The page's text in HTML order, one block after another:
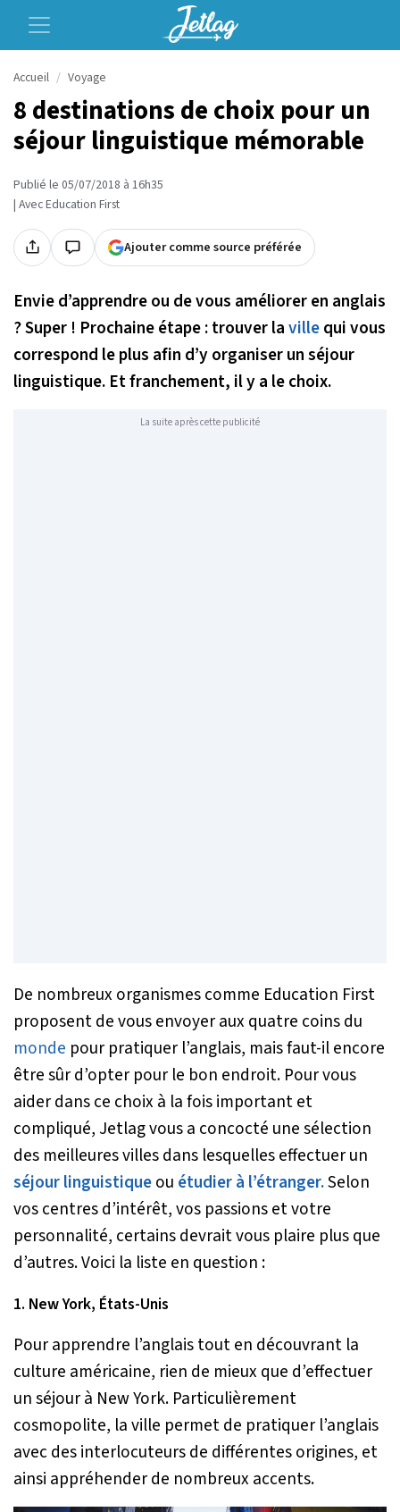
Accueil Voyage
8 destinations de choix pour un
séjour linguistique mémorable
Publié le 05/07/2018 à 16h35
| Avec Education First
Ajouter comme source préférée
Envie d’apprendre ou de vous améliorer en anglais
? Super ! Prochaine étape : trouver lavillequi vous
correspond le plus afin d’y organiser un séjour
linguistique. Et franchement, il y a le choix.
La suite après cette publicité
De nombreux organismes comme Education First
proposent de vous envoyer aux quatre coins du
monde pour pratiquer l’anglais, mais faut-il encore
être sûr d’opter pour le bon endroit. Pour vous
aider dans ce choix à la fois important et
compliqué, Jetlag vous a concocté une sélection
des meilleures villes dans lesquelles effectuer un
séjour linguistiqueou étudier à l’étranger.Selon
vos centres d’intérêt, vos passions et votre
personnalité, certains devrait vous plaire plus que
d’autres. Voici la liste en question :
1. New York, États-Unis
Pour apprendre l’anglais tout en découvrant la
culture américaine, rien de mieux que d’effectuer
un séjour à New York. Particulièrement
cosmopolite, la ville permet de pratiquer l’anglais
avec des interlocuteurs de différentes origines, et
ainsi appréhender de nombreux accents.